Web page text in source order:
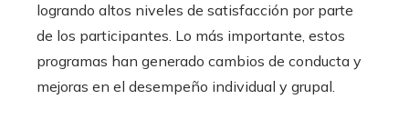
logrando altos niveles de satisfacción por parte
de los participantes. Lo más importante, estos
programas han generado cambios de conducta y
mejoras en el desempeño individual y grupal.